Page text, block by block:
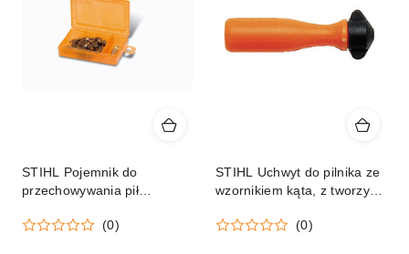
STIHL Pojemnik do
przechowywania pił
(0)
STIHL Uchwyt do pilnika ze
wzornikiem kąta, z tworzywa
(0)